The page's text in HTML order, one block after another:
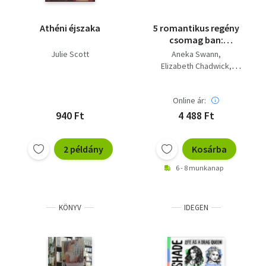
Athéni éjszaka
Julie Scott
940 Ft
2 példány
5 romantikus regény
csomag ban:
Luxushajó, Karácsonyi
csillag, 37,2 reggel,
Aneka Swann
Elizabeth Chadwick
Online ár:
4 488 Ft
Kosárba
6 - 8 munkanap
KÖNYV IDEGEN